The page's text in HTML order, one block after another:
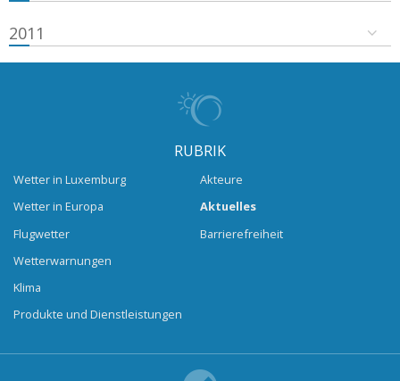
2011
RUBRIK
Wetter in Luxemburg
Wetter in Europa
Flugwetter
Wetterwarnungen
Klima
Produkte und Dienstleistungen
Akteure
Aktuelles
Barrierefreiheit